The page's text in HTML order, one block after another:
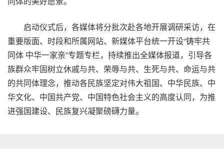
启动仪式后，各媒体将分批次赴各地开展调研采访，在
重要版面、时段和所属网站、新媒体平台统一开设“铸牢共
同体 中华一家亲”专题专栏，持续推出全媒体报道，引导各
族群众牢固树立休戚与共、荣辱与共、生死与共、命运与共
的共同体理念，推动各民族坚定对伟大祖国、中华民族、中
华文化、中国共产党、中国特色社会主义的高度认同，为推
进强国建设、民族复兴凝聚磅礴力量。